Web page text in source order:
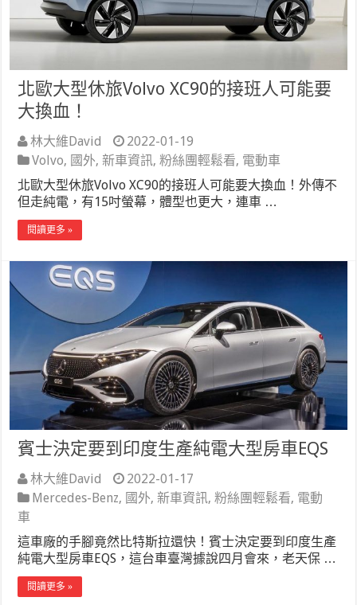
北歐大型休旅Volvo XC90的接班人可能要
大換血！
林大維David
2022-01-19
Volvo, 國外,新車資訊,粉絲團輕鬆看, 電動車
北歐大型休旅Volvo XC90的接班人可能要大換血！外傳不
但走純電，有15吋螢幕，體型也更大，連車 …
閱讀更多 »
賓士決定要到印度生產純電大型房車EQS
林大維David
2022-01-17
Mercedes-Benz, 國外,新車資訊,粉絲團輕鬆看, 電動
車
這車廠的手腳竟然比特斯拉還快！賓士決定要到印度生產
純電大型房車EQS，這台車臺灣據說四月會來，老天保 …
閱讀更多 »